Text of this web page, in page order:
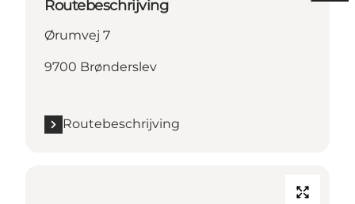
Routebeschrijving
Ørumvej 7
9700 Brønderslev
Routebeschrijving